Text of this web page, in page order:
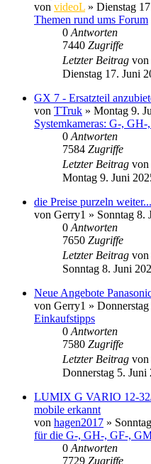
von videoL » Dienstag
Themen rund ums Forum
0 Antworten
7440 Zugriffe
Letzter Beitrag von
Dienstag 17. Juni
GX 7 - Ersatzteil
von TTruk » Montag 9.
Systemkameras: G-,
0 Antworten
7584 Zugriffe
Letzter Beitrag von
Montag 9. Juni
die Preise purzeln weiter...
von Gerry1 » Sonntag 8.
0 Antworten
7650 Zugriffe
Letzter Beitrag von
Sonntag 8. Juni
Neue Angebote
von Gerry1 »
Einkaufstipps
0 Antworten
7580 Zugriffe
Letzter Beitrag von
Donnerstag 5. Juni
LUMIX G VARIO 12-
mobile erkannt
von hagen2017 »
für die G-, GH-, GF-,
0 Antworten
7729 Zugriffe